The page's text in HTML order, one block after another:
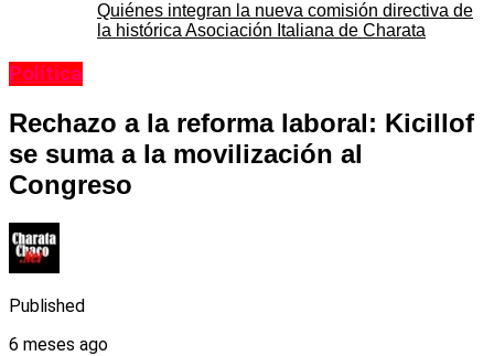
Quiénes integran la nueva comisión directiva de
la histórica Asociación Italiana de Charata
Política
Rechazo a la reforma laboral: Kicillof
se suma a la movilización al
Congreso
Published
6 meses ago